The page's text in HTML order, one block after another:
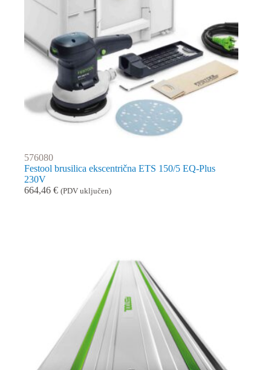
576080
Festool brusilica ekscentrična ETS 150/5 EQ-Plus
230V
664,46 € (PDV uključen)